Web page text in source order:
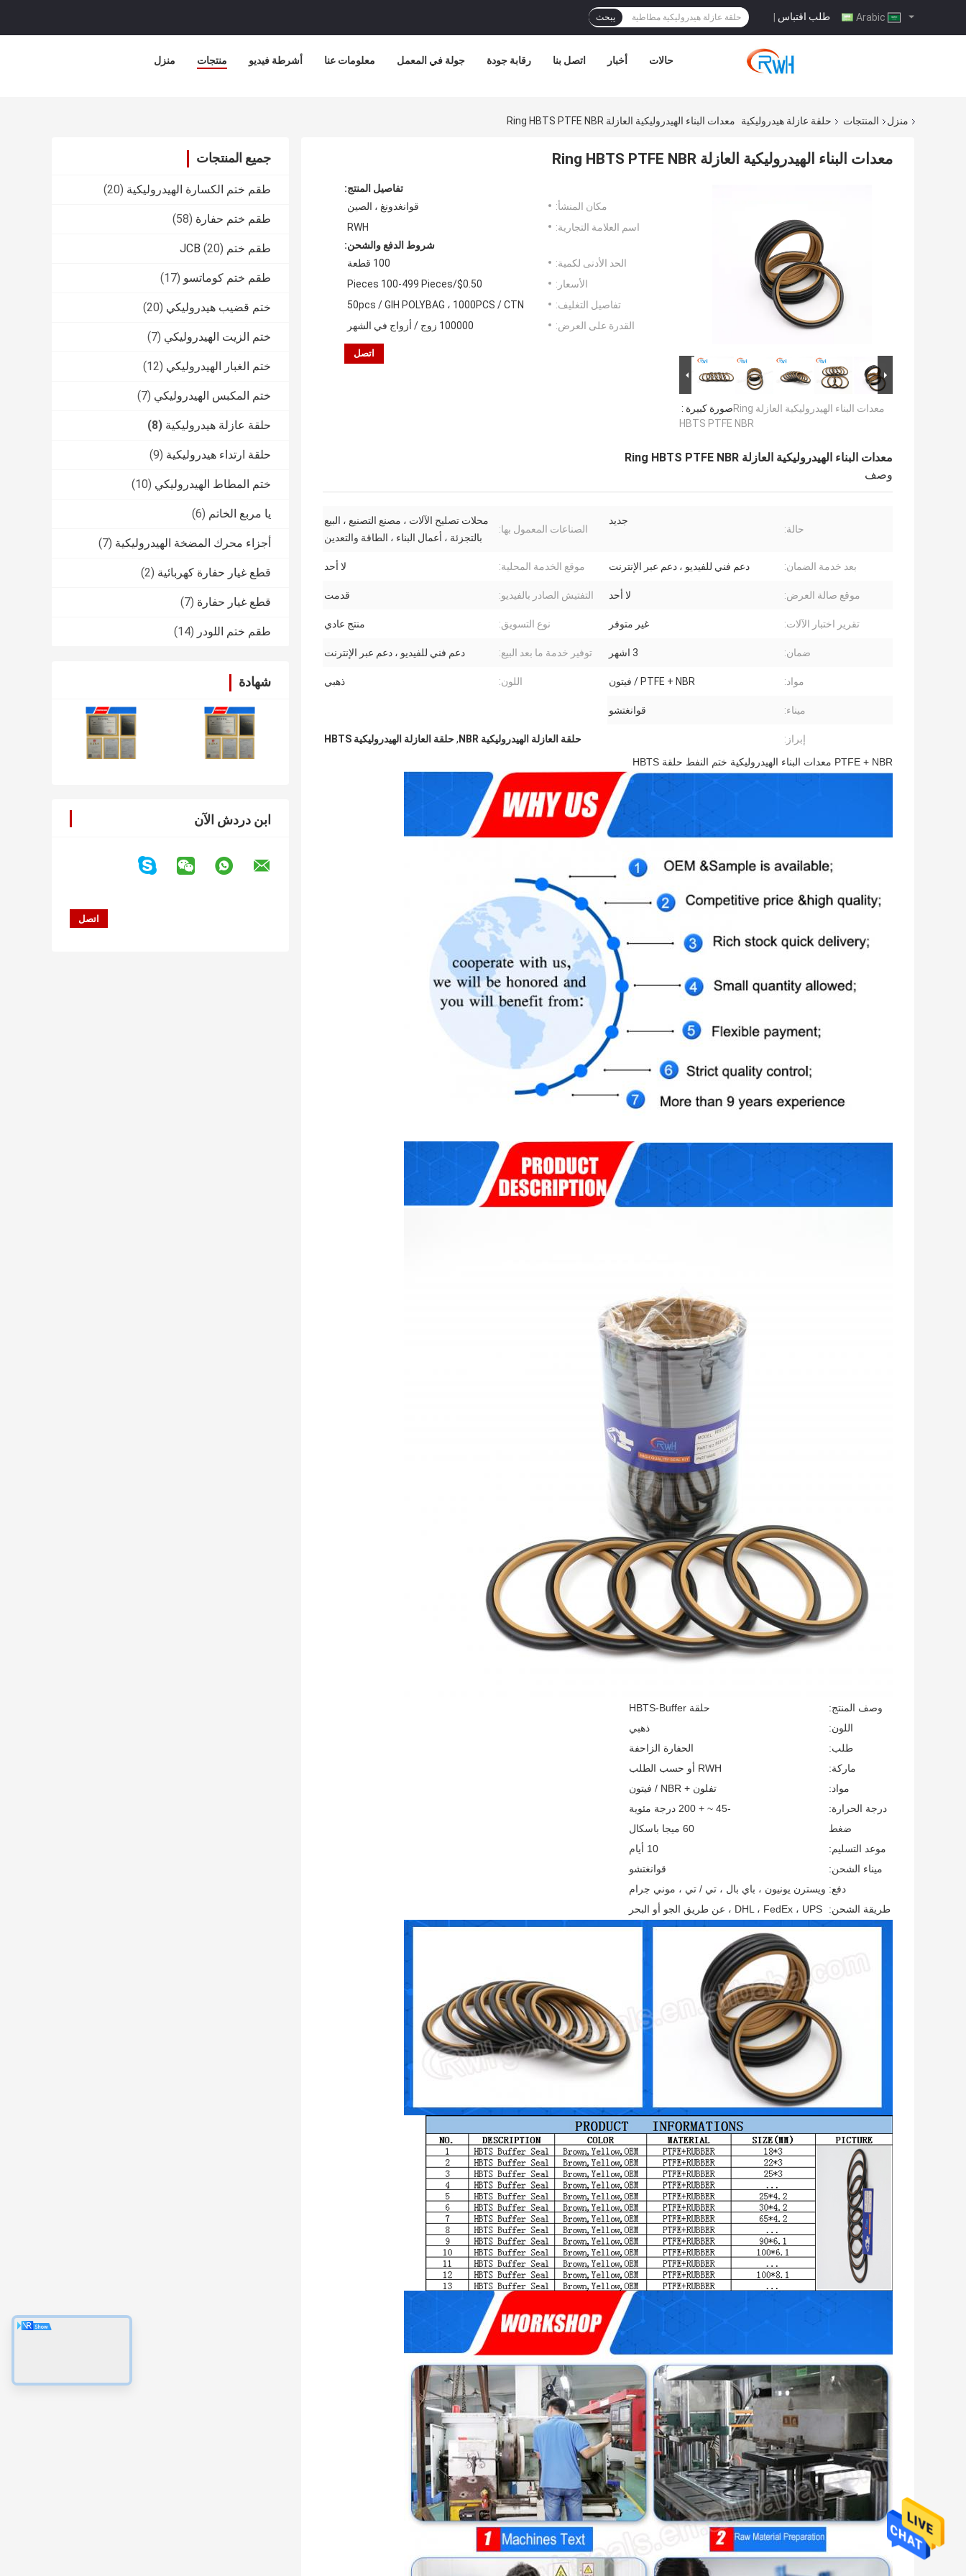
طلب اقتباس | يبحث
منزل منتجات أشرطة فيديو معلومات عنا جولة في المعمل رقابة جودة اتصل بنا أخبار حالات
منزل المنتجات حلقة عازلة هيدروليكية معدات البناء الهيدروليكية العازلة Ring HBTS PTFE NBR
جميع المنتجات
طقم ختم الكسارة الهيدروليكية (20)
طقم ختم حفارة (58)
طقم ختم JCB (20)
طقم ختم كوماتسو (17)
ختم قضيب هيدروليكي (20)
ختم الزيت الهيدروليكي (7)
ختم الغبار الهيدروليكي (12)
ختم المكبس الهيدروليكي (7)
حلقة عازلة هيدروليكية (8)
حلقة ارتداء هيدروليكية (9)
ختم المطاط الهيدروليكي (10)
يا مربع الخاتم (6)
أجزاء محرك المضخة الهيدروليكية (7)
قطع غيار حفارة كهربائية (2)
قطع غيار حفارة (7)
طقم ختم اللودر (14)
شهادة
ابن دردش الآن
معدات البناء الهيدروليكية العازلة Ring HBTS PTFE NBR
صورة كبيرة :معدات البناء الهيدروليكية العازلة Ring
HBTS PTFE NBR
تفاصيل المنتج:
مكان المنشأ:
قوانغدونغ ، الصين
اسم العلامة التجارية:
RWH
شروط الدفع والشحن:
الحد الأدنى لكمية:
100 قطعة
الأسعار:
$0.50/Pieces 100-499 Pieces
تفاصيل التغليف:
50pcs / GIH POLYBAG ، 1000PCS / CTN
القدرة على العرض:
100000 زوج / أزواج في الشهر
اتصل
معدات البناء الهيدروليكية العازلة Ring HBTS PTFE NBR
وصف
حالة:
جديد
الصناعات المعمول بها:
محلات تصليح الآلات ، مصنع التصنيع ، البيع
بالتجزئة ، أعمال البناء ، الطاقة والتعدين
بعد خدمة الضمان: دعم فني للفيديو ، دعم عبر الإنترنت موقع الخدمة المحلية: لا أحد
موقع صالة العرض: لا أحد التفتيش الصادر بالفيديو: قدمت
تقرير اختبار الآلات: غير متوفر نوع التسويق: منتج عادي
ضمان: 3 اشهر توفير خدمة ما بعد البيع: دعم فني للفيديو ، دعم عبر الإنترنت
مواد: PTFE + NBR / فيتون اللون: ذهبي
ميناء: قوانغتشو
إبراز: حلقة العازلة الهيدروليكية NBR ,حلقة العازلة الهيدروليكية HBTS
PTFE + NBR معدات البناء الهيدروليكية ختم النفط حلقة HBTS
وصف المنتج:
حلقة HBTS-Buffer
اللون:
ذهبي
طلب:
الحفارة الزاحفة
ماركة:
RWH أو حسب الطلب
مواد:
تفلون + NBR / فيتون
درجة الحرارة:
-45 ~ + 200 درجة مئوية
ضغط
60 ميجا باسكال
موعد التسليم:
10 أيام
ميناء الشحن:
قوانغتشو
دفع: ويسترن يونيون ، باي بال ، تي / تي ، موني جرام
طريقة الشحن:
DHL ، FedEx ، UPS ، عن طريق الجو أو البحر